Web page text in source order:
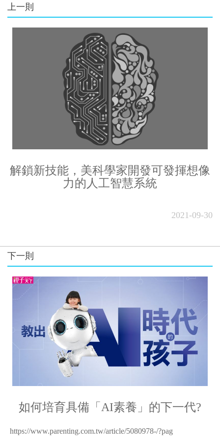
上一則
解鎖新技能，美科學家開發可發揮想像
力的人工智慧系統
2021-09-30
下一則
如何培育具備「AI素養」的下一代?
https://www.parenting.com.tw/article/5080978-/?pag